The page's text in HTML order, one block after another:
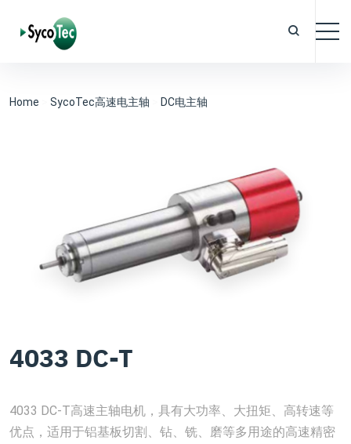
Home SycoTec高速电主轴 DC电主轴
4033 DC-T
4033 DC-T高速主轴电机，具有大功率、大扭矩、高转速等
优点，适用于铝基板切割、钻、铣、磨等多用途的高速精密